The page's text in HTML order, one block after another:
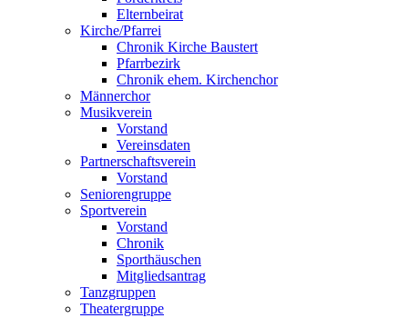
Elternbeirat
Kirche/Pfarrei
Chronik Kirche Baustert
Pfarrbezirk
Chronik ehem. Kirchenchor
Männerchor
Musikverein
Vorstand
Vereinsdaten
Partnerschaftsverein
Vorstand
Seniorengruppe
Sportverein
Vorstand
Chronik
Sporthäuschen
Mitgliedsantrag
Tanzgruppen
Theatergruppe